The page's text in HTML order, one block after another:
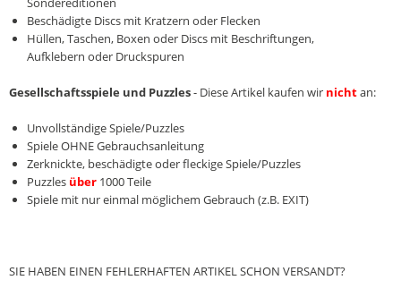
Beschädigte Discs mit Kratzern oder Flecken
Hüllen, Taschen, Boxen oder Discs mit Beschriftungen,
Aufklebern oder Druckspuren
Gesellschaftsspiele und Puzzles- Diese Artikel kaufen wir nichtan:
Unvollständige Spiele/Puzzles
Spiele OHNE Gebrauchsanleitung
Zerknickte, beschädigte oder fleckige Spiele/Puzzles
Puzzles über 1000 Teile
Spiele mit nur einmal möglichem Gebrauch (z.B. EXIT)
SIE HABEN EINEN FEHLERHAFTEN ARTIKEL SCHON VERSANDT?